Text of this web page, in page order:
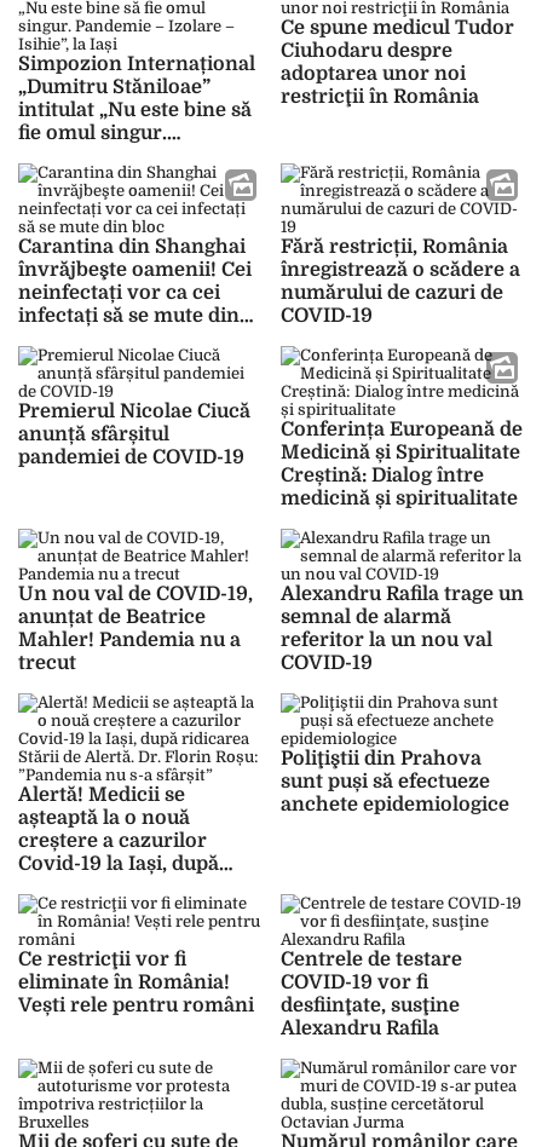
Simpozion Internațional
„Dumitru Stăniloae”
intitulat „Nu este bine să
fie omul singur.
Isihie”, la Iași
Ce spune medicul Tudor
Ciuhodaru despre
adoptarea unor noi
restricţii în România
Carantina din Shanghai
învrăjbeşte oamenii! Cei
neinfectați vor ca cei
infectați să se mute din
Fără restricții, România
înregistrează o scădere a
numărului de cazuri de
COVID-19
Premierul Nicolae Ciucă
anunță sfârșitul
pandemiei de COVID-19
Conferința Europeană de
Medicină și Spiritualitate
Creștină: Dialog între
medicină și spiritualitate
Un nou val de COVID-19,
anunțat de Beatrice
Mahler! Pandemia nu a
trecut
Alexandru Rafila trage un
semnal de alarmă
referitor la un nou val
COVID-19
Alertă! Medicii se
așteaptă la o nouă
creștere a cazurilor
Covid-19 la Iași, după
Dr. Florin Roșu:
”Pandemia nu s-a sfârșit”
Poliţiştii din Prahova
sunt puși să efectueze
anchete epidemiologice
Ce restricţii vor fi
eliminate în România!
Vești rele pentru români
Centrele de testare
COVID-19 vor fi
desfiinţate, susţine
Alexandru Rafila
Mii de șoferi cu sute de Numărul românilor care